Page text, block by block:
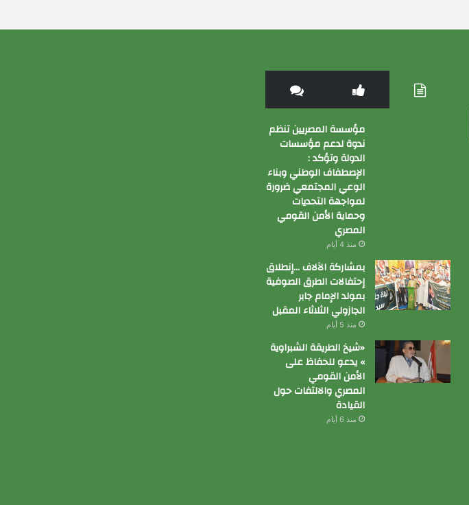
مؤسسة المصريين تنظم
ندوة لدعم مؤسسات
الدولة وتؤكد :
الإصطفاف الوطني وبناء
الوعي المجتمعي ضرورة
لمواجهة التحديات
وحماية الأمن القومي
المصري
منذ 4 أيام
بمشاركة الآلاف …إنطلاق
إحتفالات الطرق الصوفية
بمولد الإمام جابر
الجازولي الثلاثاء المقبل
منذ 5 أيام
«شيخ الطريقة الشبراوية
» يدعو للحفاظ على
الأمن القومي
المصري والالتفات حول
القيادة
منذ 6 أيام